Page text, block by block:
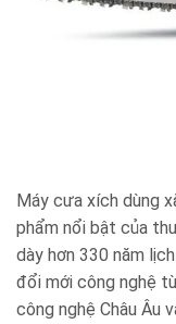
Máy cưa xích dùng
phẩm nổi bật của
dày hơn 330 năm
đổi mới công nghệ
công nghệ Châu Âu